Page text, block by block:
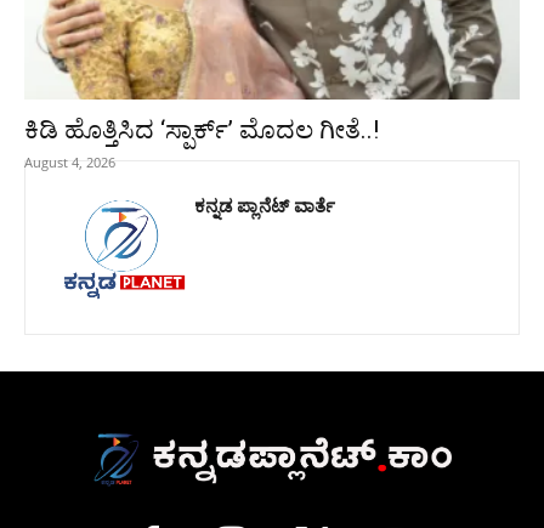
ಕಿಡಿ‌‌ ಹೊತ್ತಿಸಿದ ‘ಸ್ಪಾರ್ಕ್’ ಮೊದಲ‌ ಗೀತೆ..!
August 4, 2026
ಕನ್ನಡ ಪ್ಲಾನೆಟ್ ವಾರ್ತೆ